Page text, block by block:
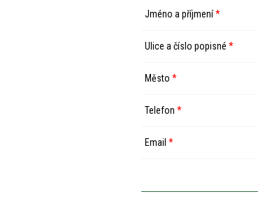
Jméno a příjmení*
Ulice a číslo popisné *
Město *
Telefon *
Email *